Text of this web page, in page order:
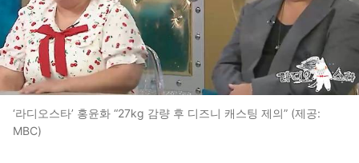
‘라디오스타’ 홍윤화 “27kg 감량 후 디즈니 캐스팅 제의” (제공:
MBC)